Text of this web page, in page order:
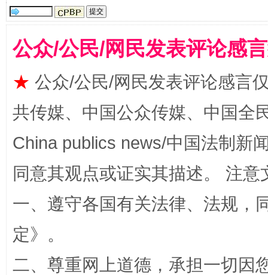
公众/公民/网民发表评论感
★ 公众/公民/网民发表评论感言
共传媒、中国公众传媒、中国全
China publics news/中国法制新
同意其观点或证实其描述。 注
一、遵守各国有关法律、法规，
定》。
二、尊重网上道德，承担一切因